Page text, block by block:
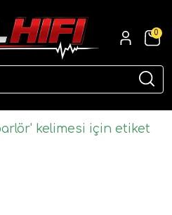
0
kelimesi için etiket